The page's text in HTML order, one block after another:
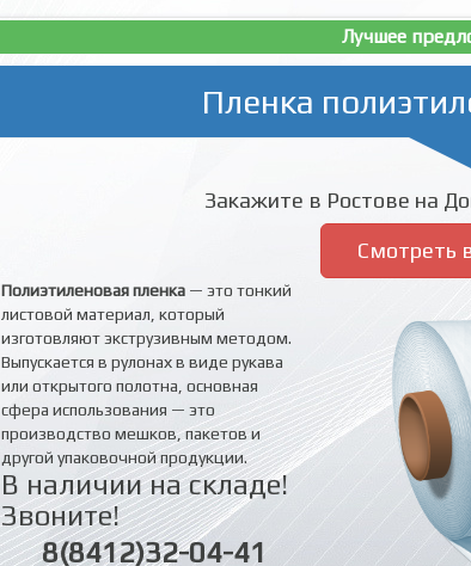
Лучшее
Пленка
Закажите в Ростове на
Смотреть
Полиэтиленовая пленка — это тонкий
листовой материал, который
изготовляют экструзивным методом.
Выпускается в рулонах в виде рукава
или открытого полотна, основная
сфера использования — это
производство мешков, пакетов и
другой упаковочной продукции.
В наличии на складе!
Звоните!
8(8412)32-04-41